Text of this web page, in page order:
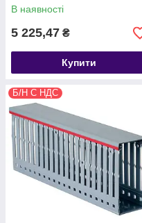
В наявності
5 225,47 ₴
Купити
Б/Н С НДС